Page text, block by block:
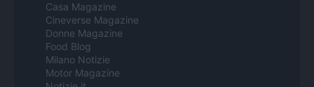
Casa Magazine
Cineverse Magazine
Donne Magazine
Food Blog
Milano Notizie
Motor Magazine